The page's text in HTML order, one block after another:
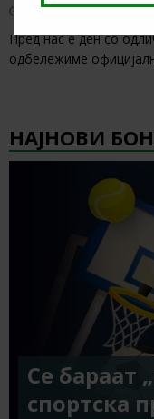
август 9, 2026
Пред нас е ден со
одбележиме
НАЈНОВИ
Се бараат
спортска